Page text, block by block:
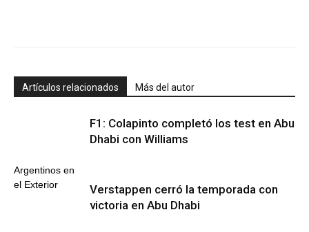
Artículos relacionados Más del autor
Argentinos en
el Exterior
F1: Colapinto completó los test en Abu
Dhabi con Williams
Verstappen cerró la temporada con
victoria en Abu Dhabi